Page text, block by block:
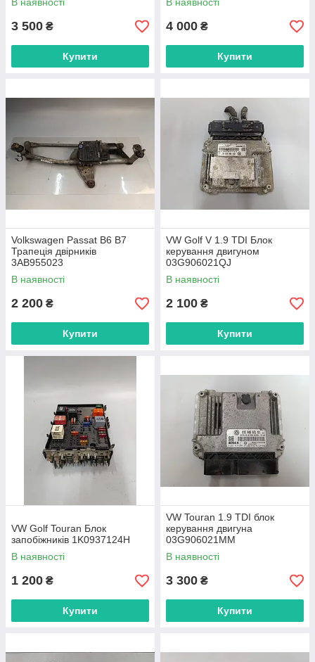
3 500 ₴
Купити
4 000 ₴
Купити
Volkswagen Passat B6 B7
Трапеція двірників
3AB955023
В наявності
2 200 ₴
Купити
VW Golf V 1.9 TDI Блок
керування двигуном
03G906021QJ
В наявності
2 100 ₴
Купити
VW Golf Touran Блок
запобіжників 1K0937124H
В наявності
1 200 ₴
Купити
VW Touran 1.9 TDI блок
керування двигуна
03G906021MM
В наявності
3 300 ₴
Купити